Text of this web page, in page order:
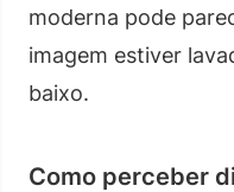
moderna pode
imagem estiver
baixo.
Como perceber